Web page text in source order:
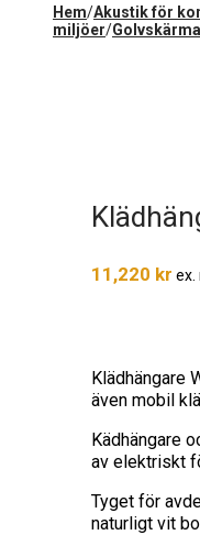
Hem/Akustik för
miljöer/
11,220 kr ex.
Klädhängare
även mobil
Kädhängare
av elektriskt
Tyget för
naturligt vit